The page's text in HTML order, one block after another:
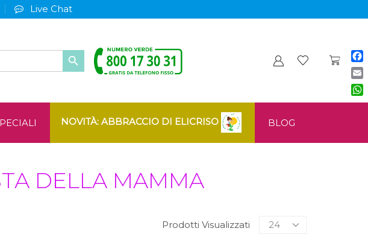
Live Chat
NOVITÀ: ABBRACCIO DI ELICRISO BLOG
DELLA MAMMA
Prodotti Visualizzati